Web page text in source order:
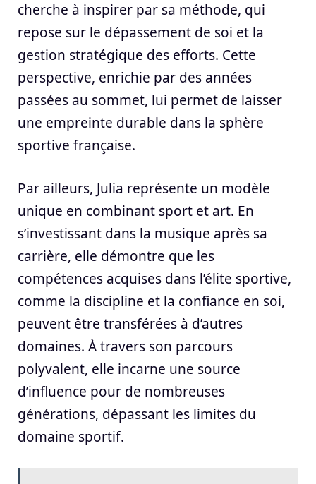
cherche à inspirer par sa méthode, qui
repose sur le dépassement de soi et la
gestion stratégique des efforts. Cette
perspective, enrichie par des années
passées au sommet, lui permet de laisser
une empreinte durable dans la sphère
sportive française.
Par ailleurs, Julia représente un modèle
unique en combinant sport et art. En
s’investissant dans la musique après sa
carrière, elle démontre que les
compétences acquises dans l’élite sportive,
comme la discipline et la confiance en soi,
peuvent être transférées à d’autres
domaines. À travers son parcours
polyvalent, elle incarne une source
d’influence pour de nombreuses
générations, dépassant les limites du
domaine sportif.